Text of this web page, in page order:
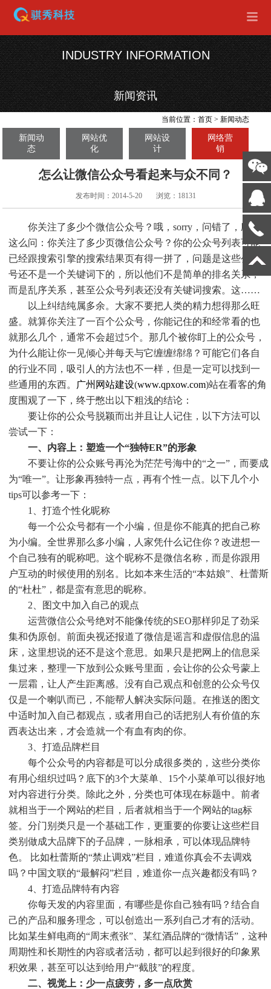
INDUSTRY INFORMATION
新闻资讯
当前位置：首页 >新闻动态
新闻动
态
网站优
化
网站设
计
网络营
销
怎么让微信公众号看起来与众不同？
发布时间：2014-5-20 浏览：18131
你关注了多少个微信公众号？哦，sorry，问错了，应该
这么问：你关注了多少页微信公众号？你的公众号列表可能
已经跟搜索引擎的搜索结果页有得一拼了，问题是这些公众
号还不是一个关键词下的，所以他们不是简单的排名关系，
而是乱序关系，甚至公众号列表还没有关键词搜索。这……
以上纠结纯属多余。大家不要把人类的精力想得那么旺
盛。就算你关注了一百个公众号，你能记住的和经常看的也
就那么几个，通常不会超过5个。那几个被你盯上的公众号，
为什么能让你一见倾心并每天与它缠缠绵绵？可能它们各自
的行业不同，吸引人的方法也不一样，但是一定可以找到一
些通用的东西。 广州网站建设(www.qpxow.com)站在看客的角
度围观了一下，终于憋出以下粗浅的结论：
要让你的公众号脱颖而出并且让人记住，以下方法可以
尝试一下：
一、内容上：塑造一个“独特ER”的形象
不要让你的公众账号再沦为茫茫号海中的“之一”，而要成
为“唯一”。让形象再独特一点，再有个性一点。以下几个小
tips可以参考一下：
1、打造个性化昵称
每一个公众号都有一个小编，但是你不能真的把自己称
为小编。全世界那么多小编，人家凭什么记住你？改进想一
个自己独有的昵称吧。这个昵称不是微信名称，而是你跟用
户互动的时候使用的别名。比如本来生活的“本姑娘”、杜蕾斯
的“杜杜”，都是蛮有意思的昵称。
2、图文中加入自己的观点
运营微信公众号绝对不能像传统的SEO那样卯足了劲采
集和伪原创。前面央视还报道了微信是谣言和虚假信息的温
床，这里想说的还不是这个意思。如果只是把网上的信息采
集过来，整理一下放到公众账号里面，会让你的公众号蒙上
一层霜，让人产生距离感。没有自己观点和创意的公众号仅
仅是一个喇叭而已，不能帮人解决实际问题。在推送的图文
中适时加入自己都观点，或者用自己的话把别人有价值的东
西表达出来，才会造就一个有血有肉的你。
3、打造品牌栏目
每个公众号的内容都是可以分成很多类的，这些分类你
有用心组织过吗？底下的3个大菜单、15个小菜单可以很好地
对内容进行分类。除此之外，分类也可体现在标题中。前者
就相当于一个网站的栏目，后者就相当于一个网站的tag标
签。分门别类只是一个基础工作，更重要的你要让这些栏目
类别做成大品牌下的子品牌，一脉相承，可以体现品牌特
色。 比如杜蕾斯的“禁止调戏”栏目，难道你真会不去调戏
吗？中国文联的“最解闷”栏目，难道你一点兴趣都没有吗？
4、打造品牌特有内容
你每天发的内容里面，有哪些是你自己独有吗？结合自
己的产品和服务理念，可以创造出一系列自己才有的活动。
比如某生鲜电商的“周末煮张”、某红酒品牌的“微情话”，这种
周期性和长期性的内容或者活动，都可以起到很好的印象累
积效果，甚至可以达到给用户“截肢”的程度。
二、视觉上：少一点疲劳，多一点欣赏